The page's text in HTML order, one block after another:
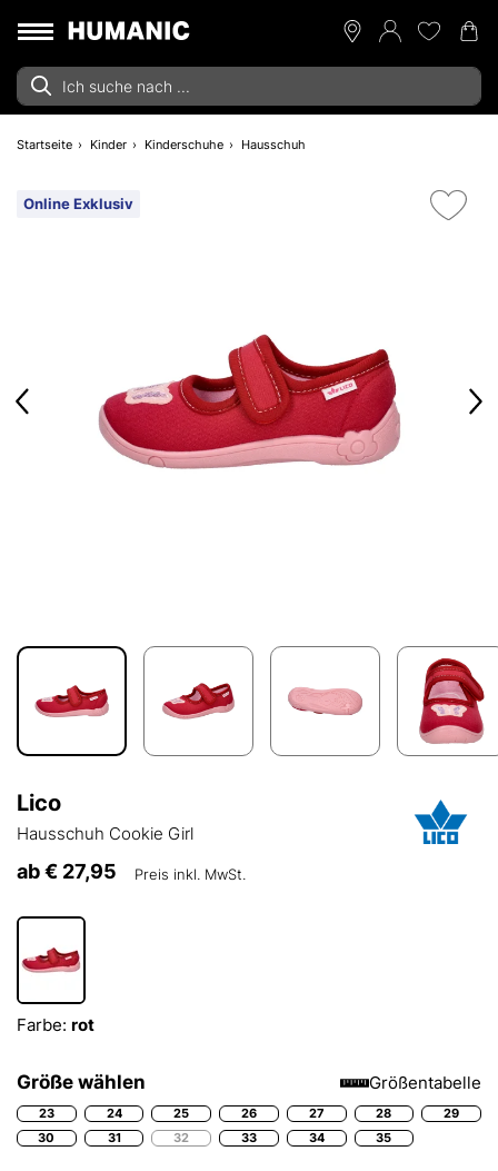
Startseite Kinder Kinderschuhe Hausschuh
Online Exklusiv
Lico
Hausschuh Cookie Girl
ab€ 27,95 Preis inkl. MwSt.
Farbe: rot
Größe wählen Größentabelle
23 24 25 26 27 28
29
30
31 32 33 34 35